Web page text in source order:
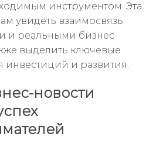
инструментом. Эта
увидеть взаимосвязь
и реальными бизнес-
выделить ключевые
инвестиций и развития.
новости